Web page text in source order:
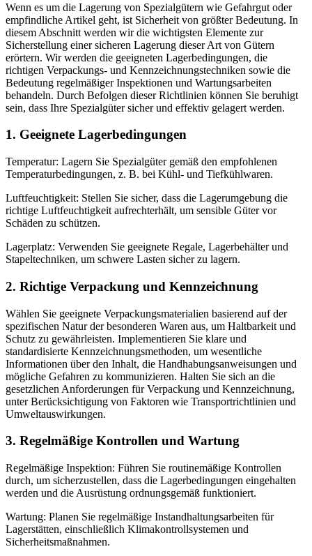
Wenn es um die Lagerung von Spezialgütern wie Gefahrgut oder
empfindliche Artikel geht, ist Sicherheit von größter Bedeutung. In
diesem Abschnitt werden wir die wichtigsten Elemente zur
Sicherstellung einer sicheren Lagerung dieser Art von Gütern
erörtern. Wir werden die geeigneten Lagerbedingungen, die
richtigen Verpackungs- und Kennzeichnungstechniken sowie die
Bedeutung regelmäßiger Inspektionen und Wartungsarbeiten
behandeln. Durch Befolgen dieser Richtlinien können Sie beruhigt
sein, dass Ihre Spezialgüter sicher und effektiv gelagert werden.
1. Geeignete Lagerbedingungen
Temperatur: Lagern Sie Spezialgüter gemäß den empfohlenen
Temperaturbedingungen, z. B. bei Kühl- und Tiefkühlwaren.
Luftfeuchtigkeit: Stellen Sie sicher, dass die Lagerumgebung die
richtige Luftfeuchtigkeit aufrechterhält, um sensible Güter vor
Schäden zu schützen.
Lagerplatz: Verwenden Sie geeignete Regale, Lagerbehälter und
Stapeltechniken, um schwere Lasten sicher zu lagern.
2. Richtige Verpackung und Kennzeichnung
Wählen Sie geeignete Verpackungsmaterialien basierend auf der
spezifischen Natur der besonderen Waren aus, um Haltbarkeit und
Schutz zu gewährleisten. Implementieren Sie klare und
standardisierte Kennzeichnungsmethoden, um wesentliche
Informationen über den Inhalt, die Handhabungsanweisungen und
mögliche Gefahren zu kommunizieren. Halten Sie sich an die
gesetzlichen Anforderungen für Verpackung und Kennzeichnung,
unter Berücksichtigung von Faktoren wie Transportrichtlinien und
Umweltauswirkungen.
3. Regelmäßige Kontrollen und Wartung
Regelmäßige Inspektion: Führen Sie routinemäßige Kontrollen
durch, um sicherzustellen, dass die Lagerbedingungen eingehalten
werden und die Ausrüstung ordnungsgemäß funktioniert.
Wartung: Planen Sie regelmäßige Instandhaltungsarbeiten für
Lagerstätten, einschließlich Klimakontrollsystemen und
Sicherheitsmaßnahmen.